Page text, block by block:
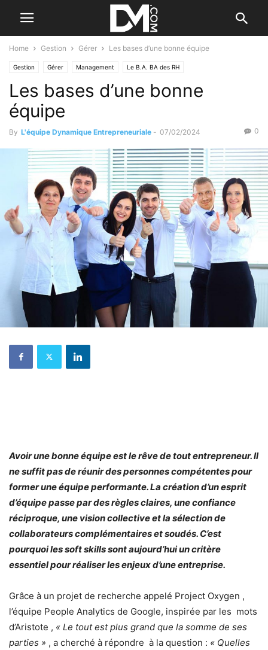
Home Gestion Gérer Les bases d’une bonne équipe
Gestion Gérer Management Le B.A. BA des RH
Les bases d’une bonne
équipe
By L'équipe Dynamique Entrepreneuriale - 07/02/2024 0
Avoir une bonne équipe est le rêve de tout entrepreneur. Il
ne suffit pas de réunir des personnes compétentes pour
former une équipe performante. La création d’un esprit
d’équipe passe par des règles claires, une confiance
réciproque, une vision collective et la sélection de
collaborateurs complémentaires et soudés. C’est
pourquoi les soft skills sontaujourd’hui un critère
essentiel pour réaliser les enjeux d’une entreprise.
Grâce à un projet de recherche appelé Project Oxygen ,
l’équipe People Analytics de Google, inspirée par les mots
d’Aristote , « Le tout est plus grand que la somme de ses
parties » , a cherché à répondre à la question : « Quelles